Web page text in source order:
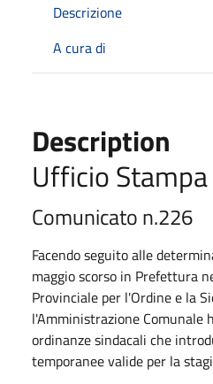
Descrizione
A cura di
Description
Ufficio Stampa
Comunicato n.226
Facendo seguito alle
maggio scorso in Prefettura
Provinciale per l'Ordine e la
l'Amministrazione Comunale
ordinanze sindacali che
temporanee valide per la